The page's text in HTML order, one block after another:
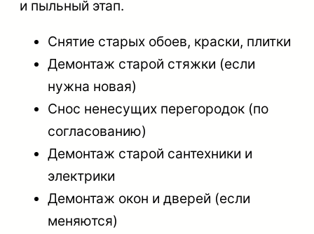
и пыльный этап.
Снятие старых обоев, краски, плитки
Демонтаж старой стяжки (если
нужна новая)
Снос ненесущих перегородок (по
согласованию)
Демонтаж старой сантехники и
электрики
Демонтаж окон и дверей (если
меняются)